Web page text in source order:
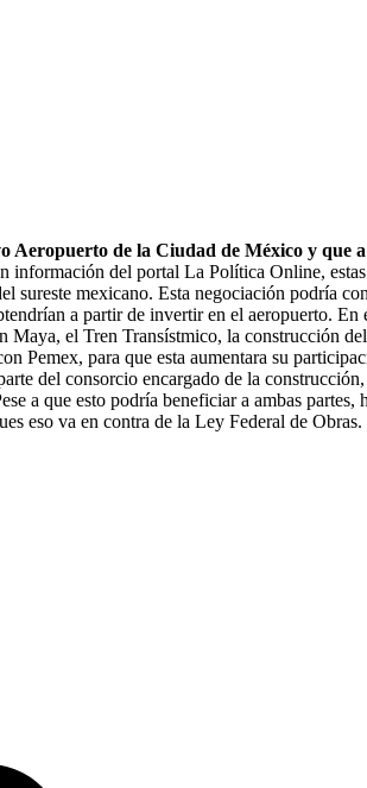
de la Ciudad de México y que a
información del portal La Política Online,
mexicano. Esta negociación podría
a partir de invertir en el aeropuerto.
el Tren Transístmico, la construcción
Pemex, para que esta aumentara su
del consorcio encargado de la
a que esto podría beneficiar a ambas partes,
eso va en contra de la Ley Federal de Obras.